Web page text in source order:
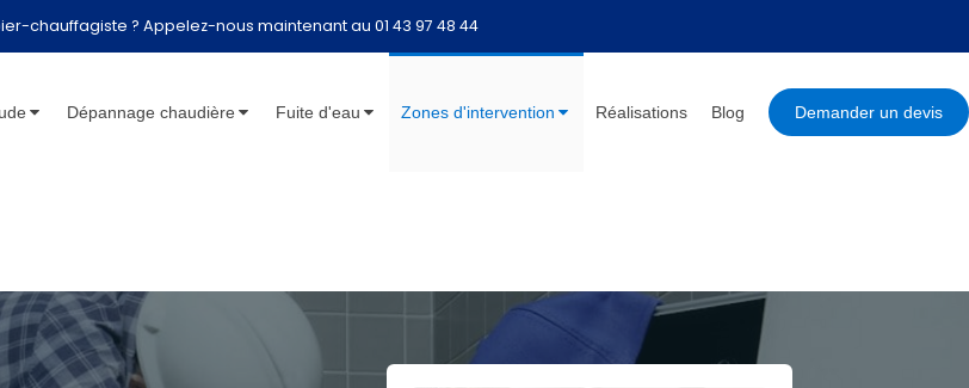
chauffagiste ? Appelez-nous maintenant au 01 43 97 48 44
Dépannage chaudière Fuite d'eau Zones d'intervention Réalisations Blog Demander un devis